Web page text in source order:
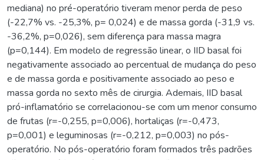
mediana) no pré-operatório tiveram menor perda de peso
(-22,7% vs. -25,3%, p= 0,024) e de massa gorda (-31,9 vs.
-36,2%, p=0,026), sem diferença para massa magra
(p=0,144). Em modelo de regressão linear, o IID basal foi
negativamente associado ao percentual de mudança do peso
e de massa gorda e positivamente associado ao peso e
massa gorda no sexto mês de cirurgia. Ademais, IID basal
pró-inflamatório se correlacionou-se com um menor consumo
de frutas (r=-0,255, p=0,006), hortaliças (r=-0,473,
p=0,001) e leguminosas (r=-0,212, p=0,003) no pós-
operatório. No pós-operatório foram formados três padrões